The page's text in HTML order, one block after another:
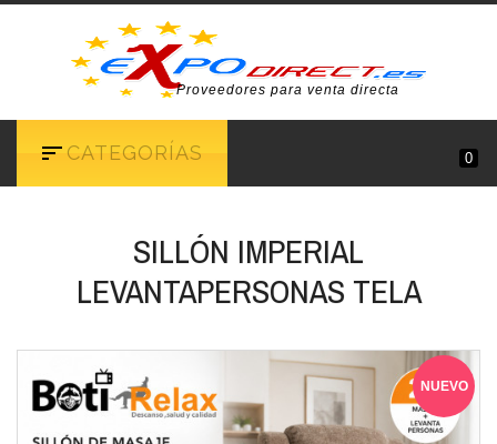
Proveedores para venta directa
CATEGORÍAS 0
SILLÓN IMPERIAL
LEVANTAPERSONAS TELA
NUEVO